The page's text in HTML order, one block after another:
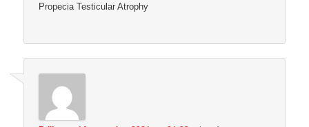
Propecia Testicular Atrophy